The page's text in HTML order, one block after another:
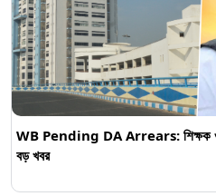
WB Pending DA Arrears: শিক্ষক ও
বড় খবর